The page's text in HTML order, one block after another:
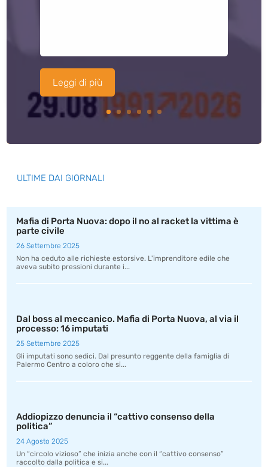
Leggi di più
ULTIME DAI GIORNALI
Mafia di Porta Nuova: dopo il no al racket la vittima è
parte civile
26 Settembre 2025
Non ha ceduto alle richieste estorsive. L'imprenditore edile che
aveva subito pressioni durante i...
Dal boss al meccanico. Mafia di Porta Nuova, al via il
processo: 16 imputati
25 Settembre 2025
Gli imputati sono sedici. Dal presunto reggente della famiglia di
Palermo Centro a coloro che si...
Addiopizzo denuncia il “cattivo consenso della
politica”
24 Agosto 2025
Un “circolo vizioso” che inizia anche con il “cattivo consenso”
raccolto dalla politica e si...